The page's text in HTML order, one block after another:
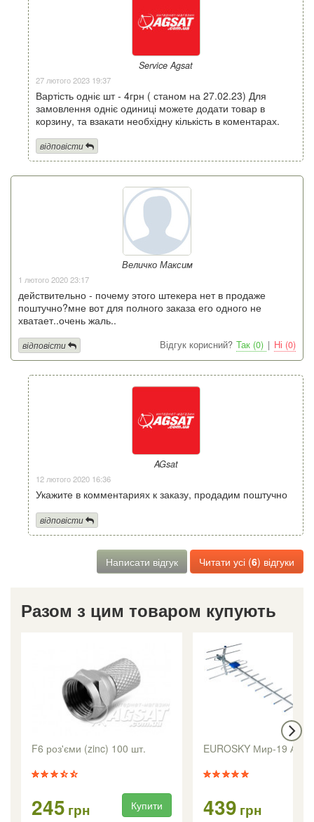
Service Agsat
27 лютого 2023 19:37
Вартість одніє шт - 4грн ( станом на 27.02.23) Для
замовлення одніє одиниці можете додати товар в
корзину, та взакати необхідну кількість в коментарах.
відповісти
Величко Максим
1 лютого 2020 23:17
действительно - почему этого штекера нет в продаже
поштучно?мне вот для полного заказа его одного не
хватает..очень жаль..
Відгук корисний? Так (0) | Ні (0)
відповісти
AGsat
12 лютого 2020 16:36
Укажите в комментариях к заказу, продадим поштучно
відповісти
Написати відгук Читати усі (6) відгуки
Разом з цим товаром купують
F6 роз'єми (zinc) 100 шт.
245 грн Купити
EUROSKY Мир-19
439 грн